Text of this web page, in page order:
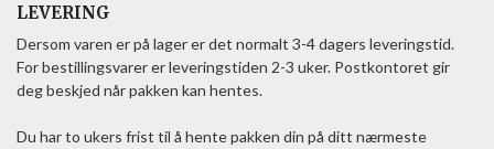
LEVERING
Dersom varen er på lager er det normalt 3-4 dagers leveringstid.
For bestillingsvarer er leveringstiden 2-3 uker. Postkontoret gir
deg beskjed når pakken kan hentes.
Du har to ukers frist til å hente pakken din på ditt nærmeste